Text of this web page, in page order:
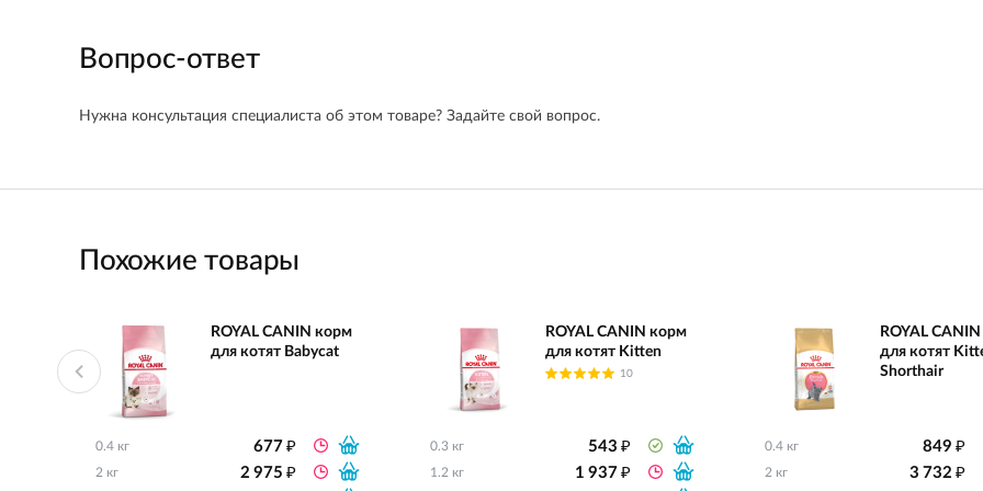
Вопрос-ответ
Нужна консультация специалиста об этом товаре? Задайте свой вопрос.
Похожие товары
ROYAL CANIN корм
для котят Babycat
0.4 кг 677₽
2 кг 2 975₽
ROYAL CANIN корм
для котят Kitten
10
0.3 кг 543₽
1.2 кг 1 937₽
ROYAL
для котят
Shorthair
0.4 кг 849₽
2 кг 3 732₽